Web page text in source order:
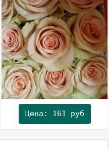
Цена: 161 руб